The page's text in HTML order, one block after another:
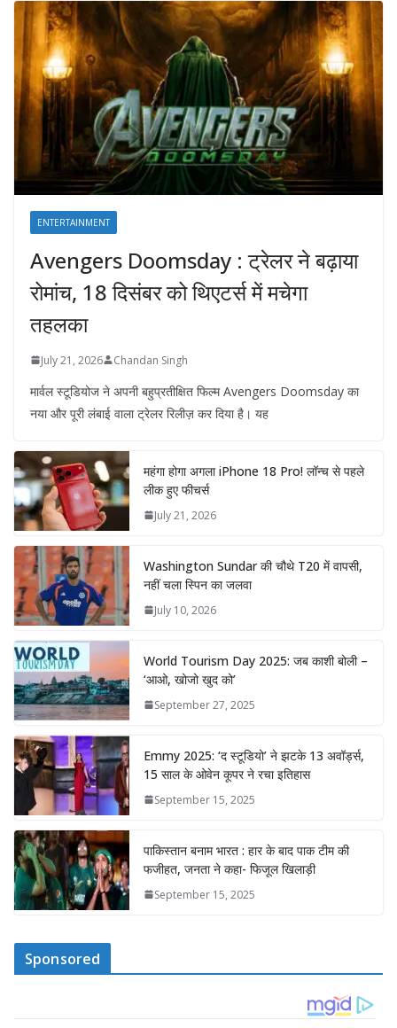
ENTERTAINMENT
Avengers Doomsday : ट्रेलर ने बढ़ाया
रोमांच, 18 दिसंबर को थिएटर्स में मचेगा
तहलका
July 21, 2026 Chandan Singh
मार्वल स्टूडियोज ने अपनी बहुप्रतीक्षित फिल्म Avengers Doomsday का
नया और पूरी लंबाई वाला ट्रेलर रिलीज़ कर दिया है। यह
महंगा होगा अगला iPhone 18 Pro! लॉन्च से पहले
लीक हुए फीचर्स
July 21, 2026
Washington Sundar की चौथे T20 में वापसी,
नहीं चला स्पिन का जलवा
July 10, 2026
World Tourism Day 2025: जब काशी बोली –
‘आओ, खोजो खुद को’
September 27, 2025
Emmy 2025: ‘द स्टूडियो’ ने झटके 13 अवॉर्ड्स,
15 साल के ओवेन कूपर ने रचा इतिहास
September 15, 2025
पाकिस्तान बनाम भारत : हार के बाद पाक टीम की
फजीहत, जनता ने कहा- फिजूल खिलाड़ी
September 15, 2025
Sponsored